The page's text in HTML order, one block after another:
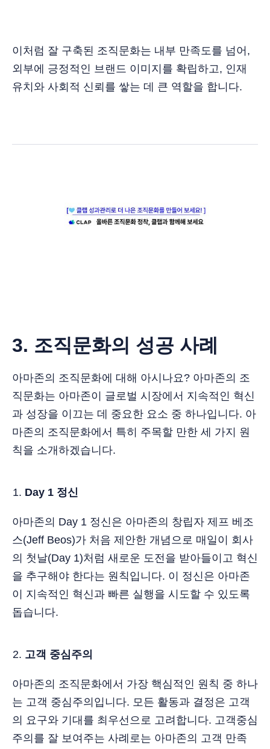
이처럼 잘 구축된 조직문화는 내부 만족도를 넘어,
외부에 긍정적인 브랜드 이미지를 확립하고, 인재
유치와 사회적 신뢰를 쌓는 데 큰 역할을 합니다.
3. 조직문화의 성공 사례
아마존의 조직문화에 대해 아시나요? 아마존의 조
직문화는 아마존이 글로벌 시장에서 지속적인 혁신
과 성장을 이끄는 데 중요한 요소 중 하나입니다. 아
마존의 조직문화에서 특히 주목할 만한 세 가지 원
칙을 소개하겠습니다.
Day 1 정신
아마존의 Day 1 정신은 아마존의 창립자 제프 베조
스(Jeff Beos)가 처음 제안한 개념으로 매일이 회사
의 첫날(Day 1)처럼 새로운 도전을 받아들이고 혁신
을 추구해야 한다는 원칙입니다. 이 정신은 아마존
이 지속적인 혁신과 빠른 실행을 시도할 수 있도록
돕습니다.
고객 중심주의
아마존의 조직문화에서 가장 핵심적인 원칙 중 하나
는 고객 중심주의입니다. 모든 활동과 결정은 고객
의 요구와 기대를 최우선으로 고려합니다. 고객중심
주의를 잘 보여주는 사례로는 아마존의 고객 만족